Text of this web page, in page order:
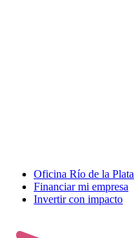
Oficina Río de la Plata
Financiar mi empresa
Invertir con impacto